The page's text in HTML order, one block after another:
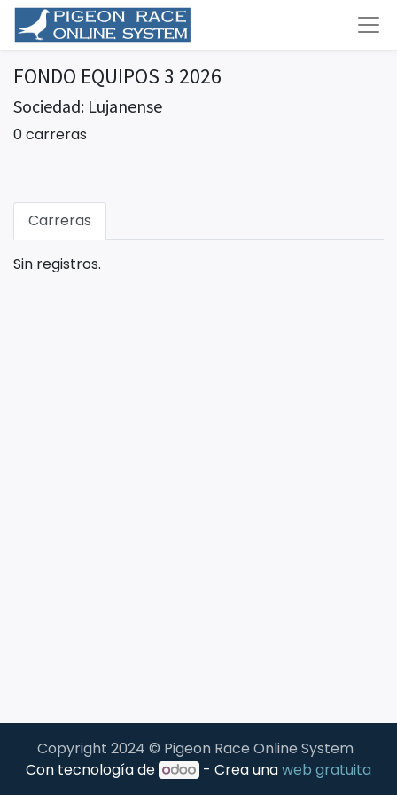
FONDO EQUIPOS 3 2026
Sociedad: Lujanense
0 carreras
Carreras
Sin registros.
Copyright 2024 © Pigeon Race Online System
Con tecnología de
- Crea unaweb gratuita